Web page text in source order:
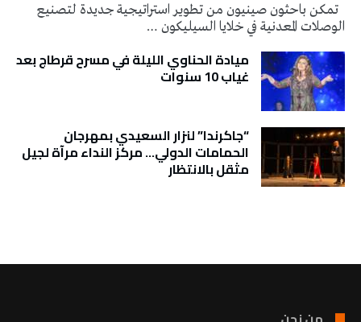
تمكن باحثون صينيون من تطوير استراتيجية جديدة لتصنيع
الوصلات المعدنية في خلايا السيليكون …
ميادة الحناوي الليلة في مسرح قرطاج بعد
غياب 10 سنوات
“جاكرندا” لنزار السعيدي بمهرجان
الحمامات الدولي… مركز النداء مرآة لجيل
مثقل بالانتظار